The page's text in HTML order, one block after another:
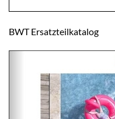
BWT Ersatzteilkatalog